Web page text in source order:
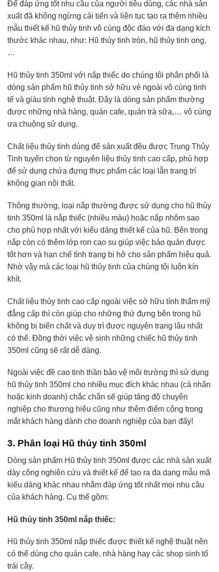
Để đáp ứng tốt nhu cầu của người tiêu dùng, các nhà sản
xuất đã không ngừng cải tiến và liên tục tạo ra thêm nhiều
mẫu thiết kế hũ thủy tinh vô cùng độc đáo với đa dạng kích
thước khác nhau, như: Hũ thủy tinh tròn, hũ thủy tinh ong,
…
Hũ thủy tinh 350ml với nắp thiếc do chúng tôi phân phối là
dòng sản phẩm hũ thủy tinh sở hữu vẻ ngoài vô cùng tinh
tế và giàu tính nghệ thuật. Đây là dòng sản phẩm thường
được những nhà hàng, quán cafe, quán trà sữa,… vô cùng
ưa chuộng sử dụng.
Chất liệu thủy tinh dùng để sản xuất đều được Trung Thủy
Tinh tuyển chọn từ nguyên liệu thủy tinh cao cấp, phù hợp
để sử dụng chứa đựng thực phẩm các loại lẫn trang trí
không gian nội thất.
Thông thường, loại nắp thường được sử dụng cho hũ thủy
tinh 350ml là nắp thiếc (nhiều màu) hoặc nắp nhôm sao
cho phù hợp nhất với kiểu dáng thiết kế của hũ. Bên trong
nắp còn có thêm lớp ron cao su giúp việc bảo quản được
tốt hơn và hạn chế tình trạng bị hở cho sản phẩm hiệu quả.
Nhờ vậy mà các loại hũ thủy tinh của chúng tôi luôn kín
khít.
Chất liệu thủy tinh cao cấp ngoài việc sở hữu tính thẩm mỹ
đẳng cấp thì còn giúp cho những thứ đựng bên trong hũ
không bị biến chất và duy trì được nguyên trạng lâu nhất
có thể. Đồng thời việc vệ sinh những chiếc hũ thủy tinh
350ml cũng sẽ rất dễ dàng.
Ngoài việc đề cao tinh thần bảo vệ môi trường thì sử dụng
hũ thủy tinh 350ml cho nhiều mục đích khác nhau (cá nhân
hoặc kinh doanh) chắc chắn sẽ giúp tăng độ chuyên
nghiệp cho thương hiệu cũng như thêm điểm cộng trong
mắt khách hàng dành cho doanh nghiệp của bạn đấy!
3. Phân loại Hũ thủy tinh 350ml
Dòng sản phẩm Hũ thủy tinh 350ml được các nhà sản xuất
dày công nghiên cứu và thiết kế để tạo ra đa dạng mẫu mã
kiểu dáng khác nhau nhằm đáp ứng tốt nhất mọi nhu cầu
của khách hàng. Cụ thể gồm:
Hũ thủy tinh 350ml nắp thiếc:
Hũ thủy tinh 350ml nắp thiếc được thiết kế nghệ thuật nên
có thể dùng cho quán cafe, nhà hàng hay các shop sinh tố
trái cây.